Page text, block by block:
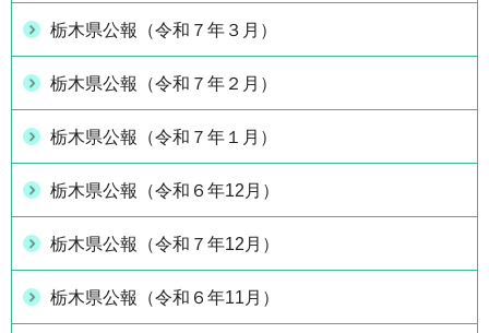
栃木県公報（令和７年３月）
栃木県公報（令和７年２月）
栃木県公報（令和７年１月）
栃木県公報（令和６年12月）
栃木県公報（令和７年12月）
栃木県公報（令和６年11月）